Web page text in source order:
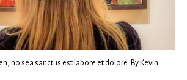
no sea sanctus est labore et dolore. By Kevin